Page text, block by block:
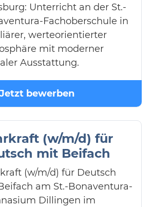
Unterricht an der St.-
Fachoberschule in
werteorientierter
mit moderner
Ausstattung.
Jetzt bewerben
(w/m/d) für
mit Beifach
(w/m/d) für Deutsch
am St.-Bonaventura-
Dillingen im